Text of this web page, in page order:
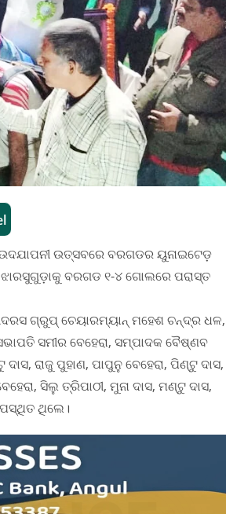
ଉତ୍ସବରେ ବରଗଡର ୟୁନାଇଟେଡ଼
ବରଗଡ ୧-୪ ଗୋଲରେ ପରାସ୍ତ
ଗ୍ରୁପ୍ ଚେୟାରମ୍ୟାନ୍ ମହେଶ ଚନ୍ଦ୍ର ଧଳ,
ସମୀର ବେହେରା, ସମ୍ପାଦକ ବୈଷ୍ଣବ
ରାଜୁ ପୁହାଣ, ପାପୁନୁ ବେହେରା, ପିଣ୍ଟୁ ଦାସ,
ସିଲୁ ତ୍ରିପାଠୀ, ମୁନା ଦାସ, ମଣ୍ଟୁ ଦାସ,
ଥିଲେ।